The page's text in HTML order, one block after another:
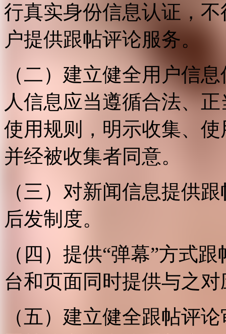
行真实身份信息认证，
户提供跟帖评论服务。
（二）建立健全用户信
人信息应当遵循合法、
使用规则，明示收集、
并经被收集者同意。
（三）对新闻信息提供
后发制度。
（四）提供“弹幕”方式
台和页面同时提供与之
（五）建立健全跟帖评